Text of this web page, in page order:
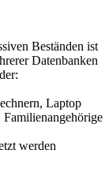
Beständen ist
Datenbanken
Laptop
Familienangehörige
werden